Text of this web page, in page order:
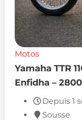
Motos
Yamaha TTR
Enfidha –
Depuis 1
Sousse